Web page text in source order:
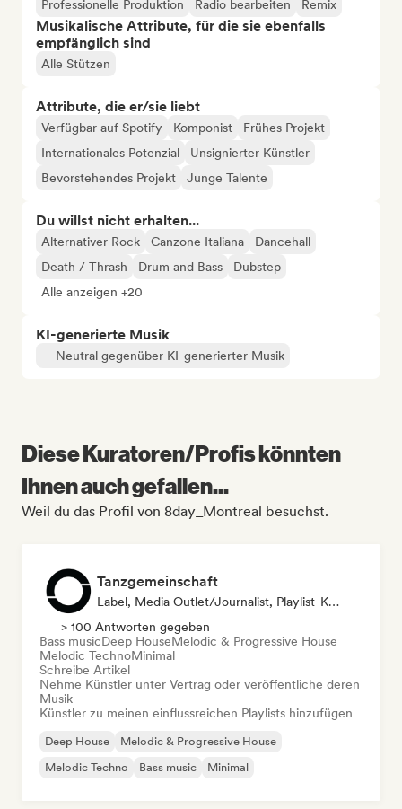
Professionelle Produktion Radio bearbeiten Remix
Musikalische Attribute, für die sie ebenfalls
empfänglich sind
Alle Stützen
Attribute, die er/sie liebt
Verfügbar auf Spotify Komponist
Frühes Projekt
Internationales Potenzial
Unsignierter Künstler
Bevorstehendes Projekt
Junge Talente
Du willst nicht erhalten...
Alternativer Rock Canzone Italiana
Dancehall
Death / Thrash
Drum and Bass
Dubstep
Alle anzeigen +20
KI-generierte Musik
Neutral gegenüber KI-generierter Musik
Diese Kuratoren/Profis könnten
Ihnen auch gefallen...
Weil du das Profil von 8day_Montreal besuchst.
Tanzgemeinschaft
Label, Media Outlet/Journalist, Playlist-Kurator
> 100 Antworten gegeben
Bass musicDeep HouseMelodic & Progressive House
Melodic TechnoMinimal
Schreibe Artikel
Nehme Künstler unter Vertrag oder veröffentliche deren
Musik
Künstler zu meinen einflussreichen Playlists hinzufügen
Deep House
Melodic & Progressive House
Melodic Techno
Bass music Minimal